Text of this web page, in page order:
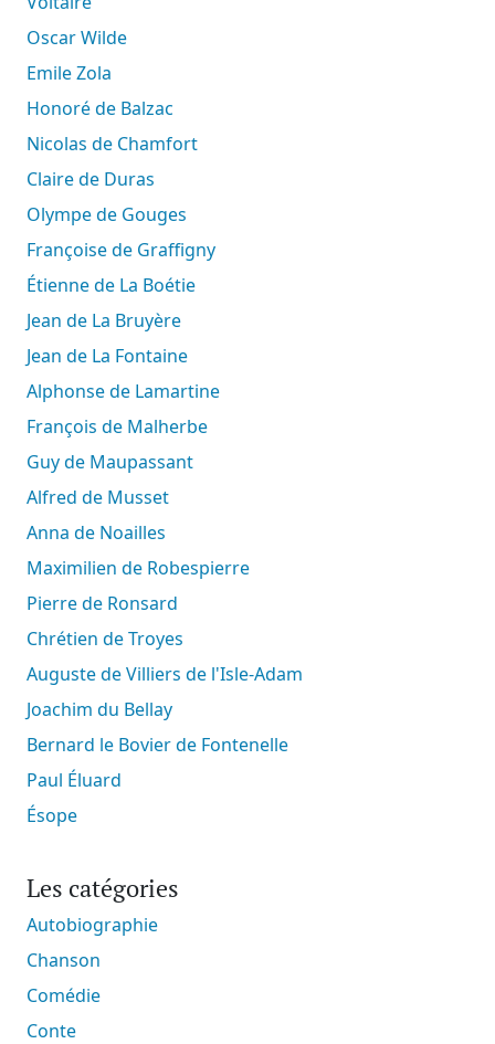
Oscar Wilde
Emile Zola
Honoré de Balzac
Nicolas de Chamfort
Claire de Duras
Olympe de Gouges
Françoise de Graffigny
Étienne de La Boétie
Jean de La Bruyère
Jean de La Fontaine
Alphonse de Lamartine
François de Malherbe
Guy de Maupassant
Alfred de Musset
Anna de Noailles
Maximilien de Robespierre
Pierre de Ronsard
Chrétien de Troyes
Auguste de Villiers de l'Isle-Adam
Joachim du Bellay
Bernard le Bovier de Fontenelle
Paul Éluard
Ésope
Les catégories
Autobiographie
Chanson
Comédie
Conte